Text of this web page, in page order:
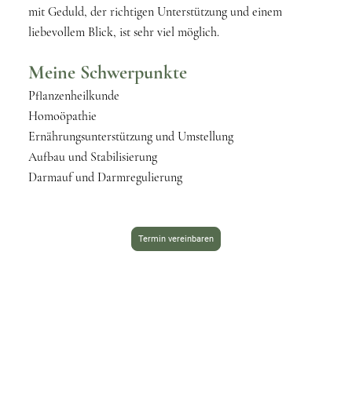
mit Geduld, der richtigen Unterstützung und einem
liebevollem Blick, ist sehr viel möglich.
Meine Schwerpunkte
Pflanzenheilkunde
Homoöpathie
Ernährungsunterstützung und Umstellung
Aufbau und Stabilisierung
Darmauf und Darmregulierung
Termin vereinbaren